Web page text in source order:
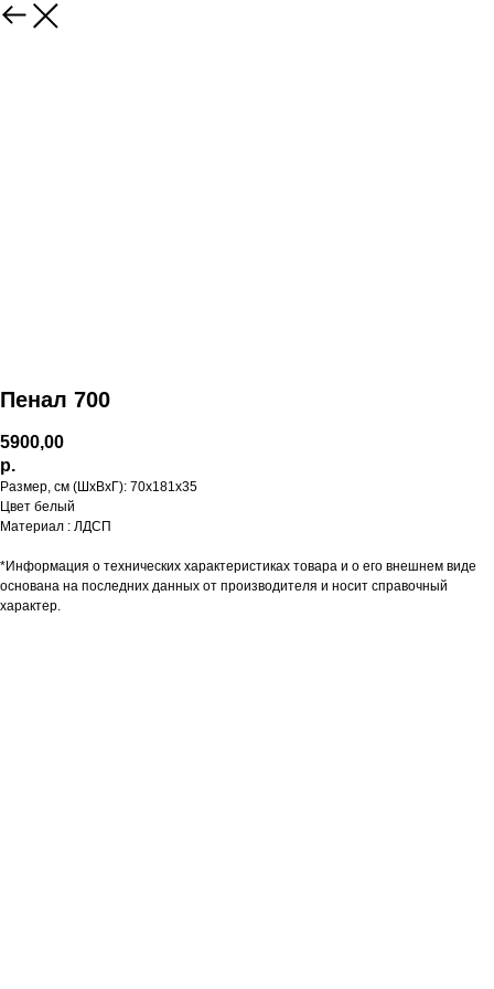
Пенал 700
5900,00
р.
Размер, см (ШхВхГ): 70х181х35
Цвет белый
Материал : ЛДСП
*Информация о технических характеристиках товара и о его внешнем виде
основана на последних данных от производителя и носит справочный
характер.